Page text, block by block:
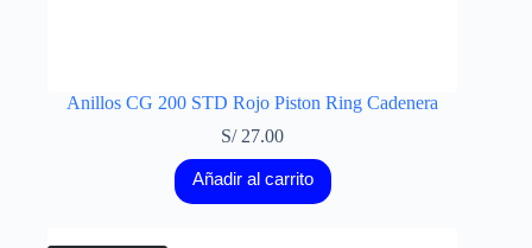
Anillos CG 200 STD Rojo Piston Ring Cadenera
S/27.00
Añadir al carrito